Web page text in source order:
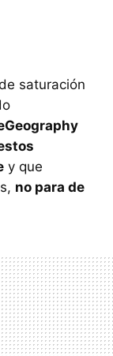
saturación
y que
no para de